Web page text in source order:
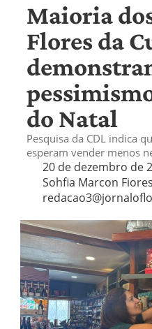
Maioria
Flores da
do Natal
Pesquisa da CDL indica
esperam vender menos
20 de dezembro de
Sohfia Marcon